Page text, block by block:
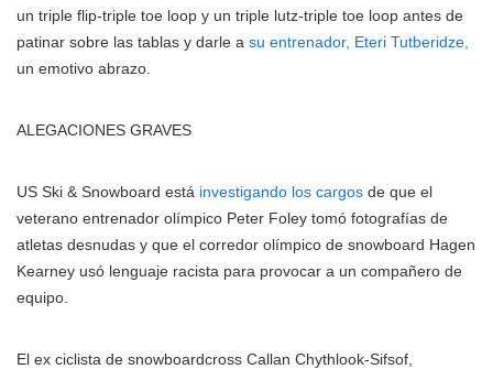
un triple flip-triple toe loop y un triple lutz-triple toe loop antes de
patinar sobre las tablas y darle a su entrenador, Eteri Tutberidze,
un emotivo abrazo.
ALEGACIONES GRAVES
US Ski & Snowboard está investigando los cargos de que el
veterano entrenador olímpico Peter Foley tomó fotografías de
atletas desnudas y que el corredor olímpico de snowboard Hagen
Kearney usó lenguaje racista para provocar a un compañero de
equipo.
El ex ciclista de snowboardcross Callan Chythlook-Sifsof,